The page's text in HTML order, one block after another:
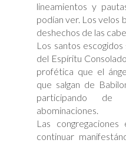
lineamientos y
podían ver. Los velos
deshechos de las
Los santos
del Espíritu
profética que el
que salgan de
participando de
abominaciones.
Las congregaciones
continuar